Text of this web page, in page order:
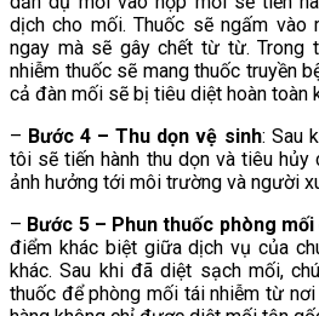
dịch cho mối. Thuốc sẽ ngấm vào
ngay mà sẽ gây chết từ từ. Trong
nhiễm thuốc sẽ mang thuốc truyền
cả đàn mối sẽ bị tiêu diệt hoàn toàn
– Bước 4 – Thu dọn vệ sinh: Sau
tôi sẽ tiến hành thu dọn và tiêu
ảnh hưởng tới môi trường và người
– Bước 5 – Phun thuốc phòng
điểm khác biệt giữa dịch vụ của
khác. Sau khi đã diệt sạch mối,
thuốc để phòng mối tái nhiễm từ